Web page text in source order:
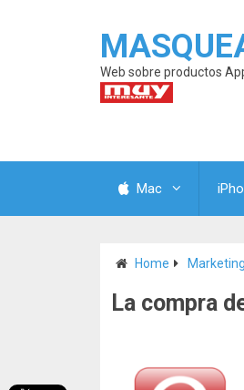
Web sobre productos
Mac
Home
La compra